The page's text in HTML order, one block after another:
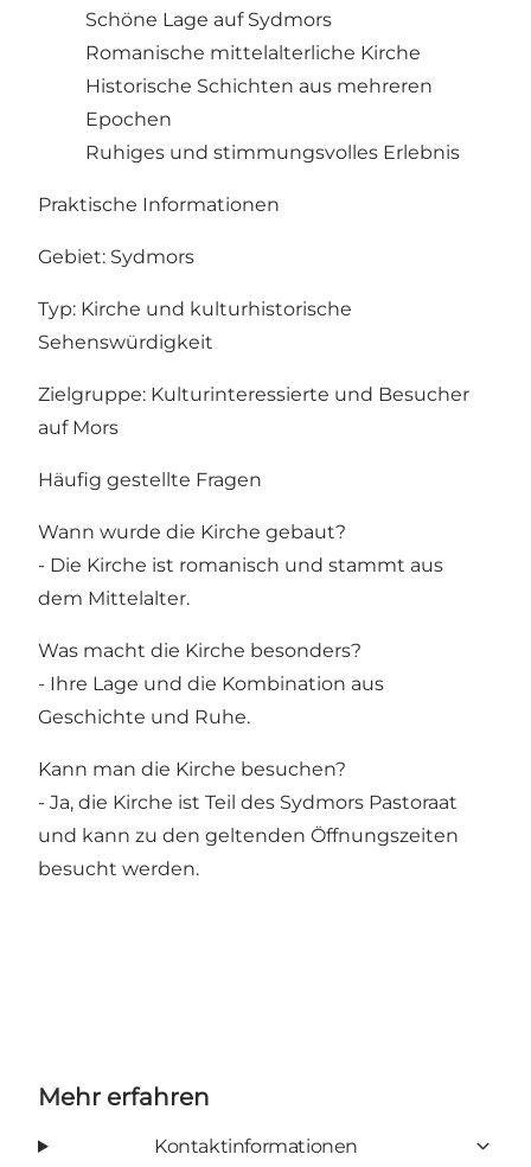
Schöne Lage auf Sydmors
Romanische mittelalterliche Kirche
Historische Schichten aus mehreren
Epochen
Ruhiges und stimmungsvolles Erlebnis
Praktische Informationen
Gebiet: Sydmors
Typ: Kirche und kulturhistorische
Sehenswürdigkeit
Zielgruppe: Kulturinteressierte und Besucher
auf Mors
Häufig gestellte Fragen
Wann wurde die Kirche gebaut?
- Die Kirche ist romanisch und stammt aus
dem Mittelalter.
Was macht die Kirche besonders?
- Ihre Lage und die Kombination aus
Geschichte und Ruhe.
Kann man die Kirche besuchen?
- Ja, die Kirche ist Teil des Sydmors Pastoraat
und kann zu den geltenden Öffnungszeiten
besucht werden.
Mehr erfahren
Kontaktinformationen